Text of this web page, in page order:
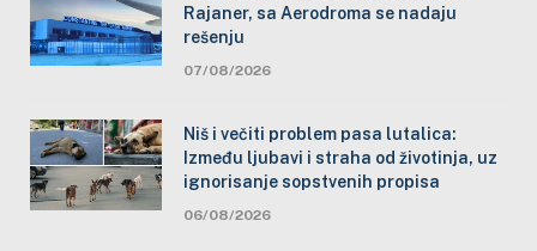
Rajaner, sa Aerodroma se nadaju
rešenju
07/08/2026
Niš i večiti problem pasa lutalica:
Između ljubavi i straha od životinja, uz
ignorisanje sopstvenih propisa
06/08/2026